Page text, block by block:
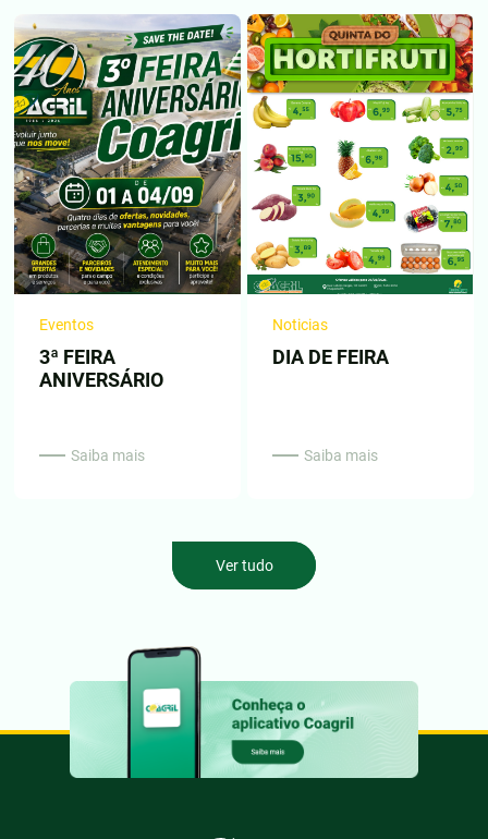
Eventos
3ª FEIRA
ANIVERSÁRIO
Saiba mais
Noticias
DIA DE FEIRA
Saiba mais
Ver tudo